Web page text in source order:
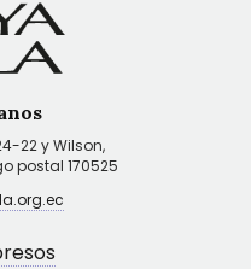
22 y Wilson,
postal 170525